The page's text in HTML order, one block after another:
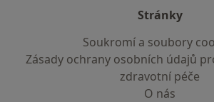
Stránky
Soukromí a soubory
Zásady ochrany osobních údajů
zdravotní péče
O nás